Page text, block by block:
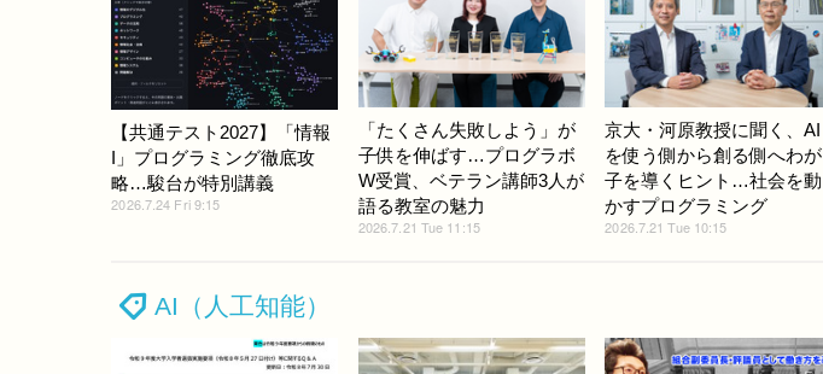
【共通テスト2027】「情報
I」プログラミング徹底攻
略…駿台が特別講義
2026.7.24 Fri 9:15
「たくさん失敗しよう」が
子供を伸ばす…プログラボ
W受賞、ベテラン講師3人が
語る教室の魅力
2026.7.21 Tue 11:15
京大・河原教授に聞く、AI
を使う側から創る側へわが
子を導くヒント…社会を動
かすプログラミング
2026.7.21 Tue 10:15
AI（人工知能）